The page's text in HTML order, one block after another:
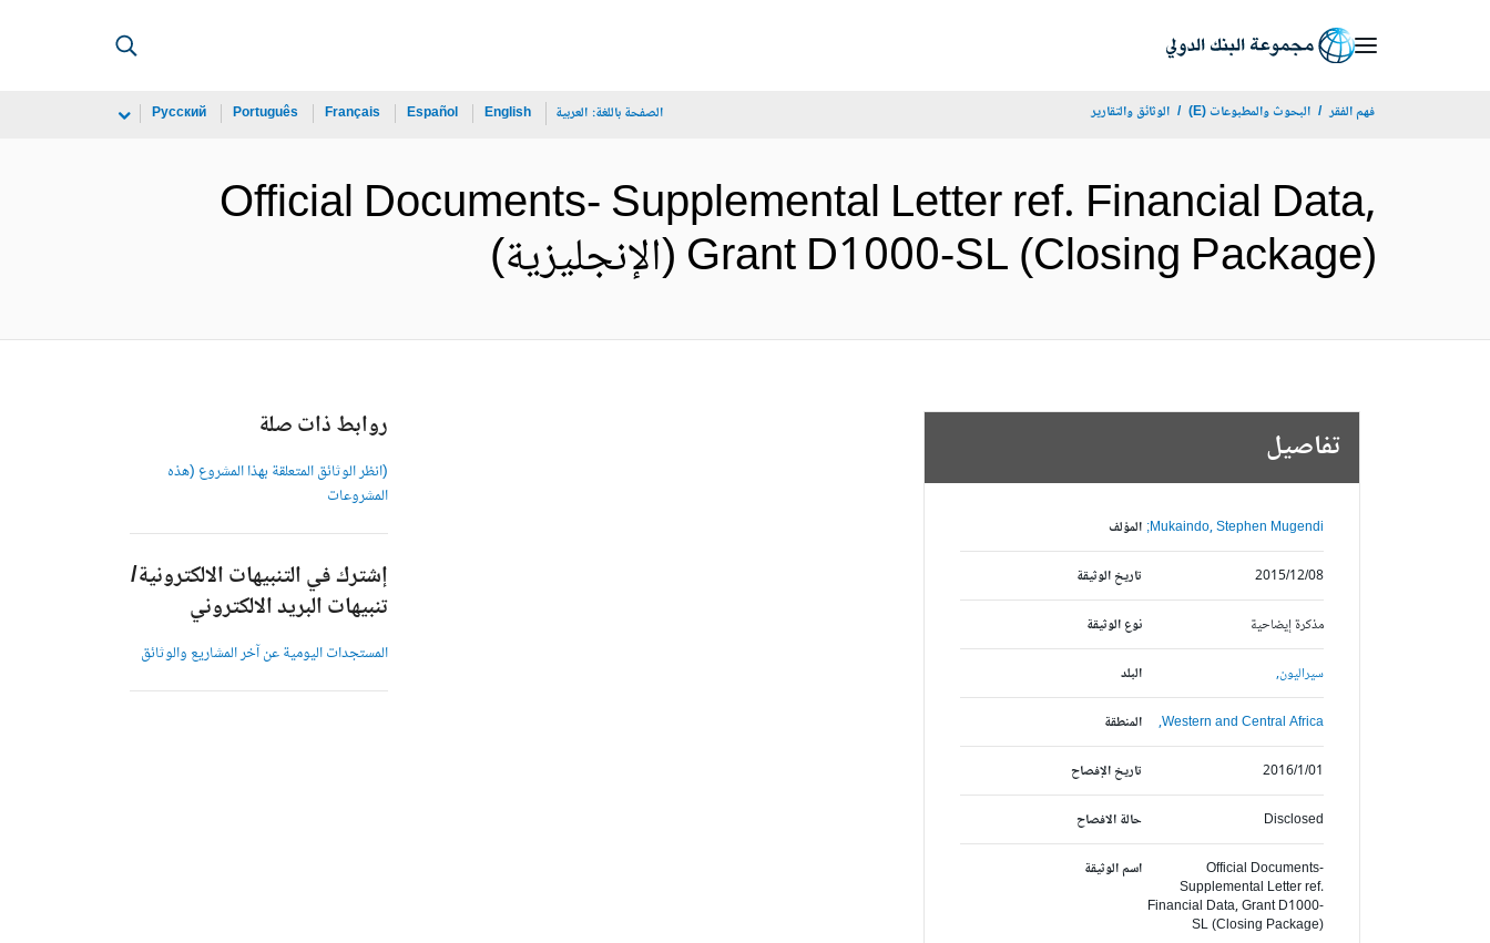
فهم الفقر البحوث والمطبوعات (E) الوثائق والتقارير الصفحة باللغة: العربية English
Español
Français
Português
Русский
Official Documents- Supplemental Letter ref. Financial Data,
Grant D1000-SL (Closing Package) (الإنجليزية)
تفاصيل
المؤلف Mukaindo, Stephen Mugendi;
تاريخ الوثيقة 2015/12/08
نوع الوثيقة مذكرة إيضاحية
البلد سيراليون,
المنطقة Western and Central Africa,
تاريخ الإفصاح 2016/1/01
حالة الافصاح Disclosed
اسم الوثيقة
Official Documents-
Supplemental Letter ref.
Financial Data, Grant D1000-
SL (Closing Package)
روابط ذات صلة
(انظر الوثائق المتعلقة بهذا المشروع (هذه
المشروعات
إشترك في التنبيهات الالكترونية/
تنبيهات البريد الالكتروني
المستجدات اليومية عن آخر المشاريع والوثائق